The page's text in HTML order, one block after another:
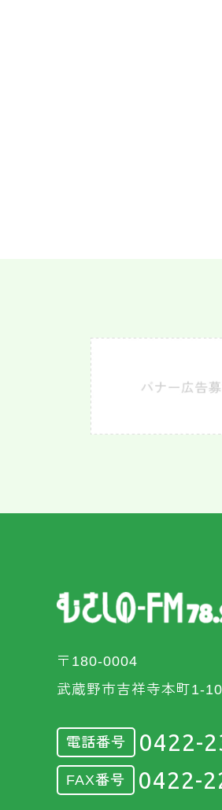
〒180-0004
武蔵野市吉祥寺本町1-
電話番号 0422-
FAX番号 0422-